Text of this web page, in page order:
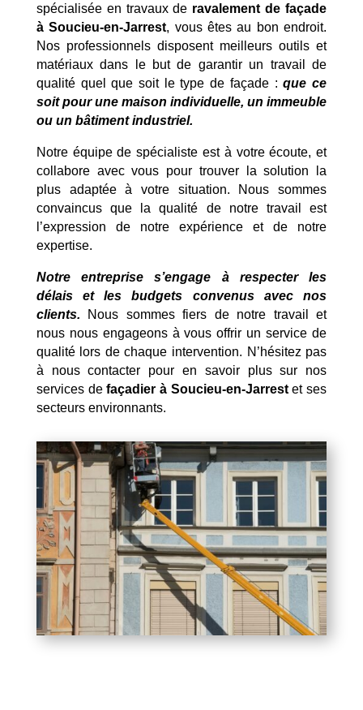
spécialisée en travaux de ravalement de façade
à Soucieu-en-Jarrest, vous êtes au bon endroit.
Nos professionnels disposent meilleurs outils et
matériaux dans le but de garantir un travail de
qualité quel que soit le type de façade :que ce
soit pour une maison individuelle, un immeuble
ou un bâtiment industriel.
Notre équipe de spécialiste est à votre écoute, et
collabore avec vous pour trouver la solution la
plus adaptée à votre situation. Nous sommes
convaincus que la qualité de notre travail est
l’expression de notre expérience et de notre
expertise.
Notre entreprise s’engage à respecter les
délais et les budgets convenus avec nos
clients. Nous sommes fiers de notre travail et
nous nous engageons à vous offrir un service de
qualité lors de chaque intervention. N’hésitez pas
à nous contacter pour en savoir plus sur nos
services defaçadier à Soucieu-en-Jarrestet ses
secteurs environnants.